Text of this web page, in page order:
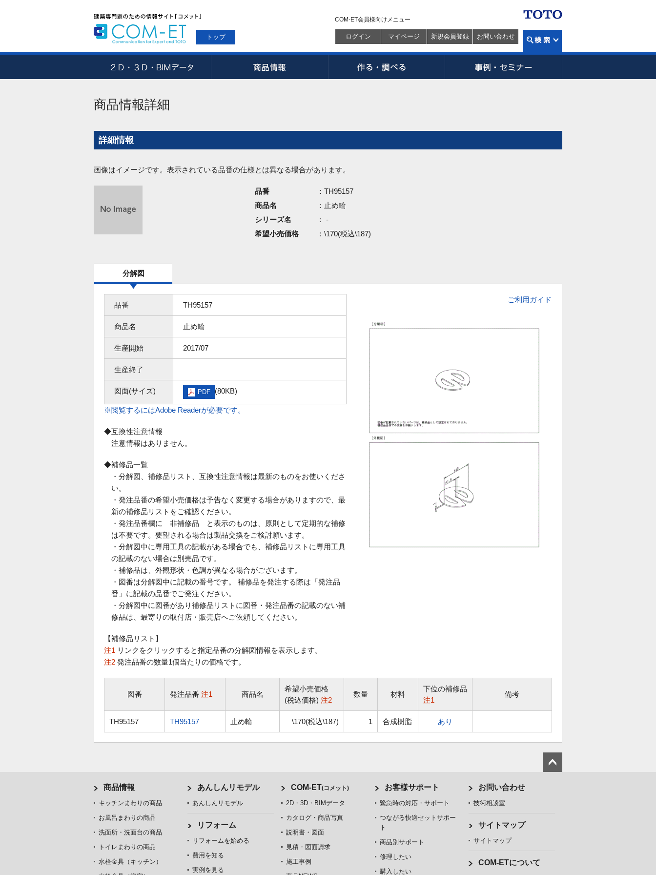
トップ
COM-ET会員様向けメニュー
ログイン マイページ 新規会員登録 お問い合わせ
商品情報詳細
詳細情報
画像はイメージです。表示されている品番の仕様とは異なる場合があります。
品番
：TH95157
商品名
：止め輪
シリーズ名
： -
希望小売価格
：\170(税込\187)
分解図
品番 TH95157
商品名 止め輪
生産開始 2017/07
生産終了
図面(サイズ) PDF (80KB)
※閲覧するにはAdobe Readerが必要です。
◆互換性注意情報
注意情報はありません。
◆補修品一覧
・分解図、補修品リスト、互換性注意情報は最新のものをお使いくださ
い。
・発注品番の希望小売価格は予告なく変更する場合がありますので、最
新の補修品リストをご確認ください。
・発注品番欄に 非補修品 と表示のものは、原則として定期的な補修
は不要です。要望される場合は製品交換をご検討願います。
・分解図中に専用工具の記載がある場合でも、補修品リストに専用工具
の記載のない場合は別売品です。
・補修品は、外観形状・色調が異なる場合がございます。
・図番は分解図中に記載の番号です。 補修品を発注する際は「発注品
番」に記載の品番でご発注ください。
・分解図中に図番があり補修品リストに図番・発注品番の記載のない補
修品は、最寄りの取付店・販売店へご依頼してください。
ご利用ガイド
【補修品リスト】
注1 リンクをクリックすると指定品番の分解図情報を表示します。
注2 発注品番の数量1個当たりの価格です。
図番 発注品番 注1 商品名
希望小売価格
(税込価格) 注2
数量 材料
下位の補修品
注1
備考
TH95157 TH95157 止め輪 \170(税込\187) 1 合成樹脂 あり
商品情報
キッチンまわりの商品
お風呂まわりの商品
洗面所・洗面台の商品
トイレまわりの商品
水栓金具（キッチン）
あんしんリモデル
あんしんリモデル
リフォーム
リフォームを始める
費用を知る
実例を見る
COM-ET(コメット)
2D・3D・BIMデータ
カタログ・商品写真
説明書・図面
見積・図面請求
施工事例
お客様サポート
緊急時の対応・サポート
つながる快適セットサポー
ト
商品別サポート
修理したい
購入したい
お問い合わせ
技術相談室
サイトマップ
サイトマップ
COM-ETについて